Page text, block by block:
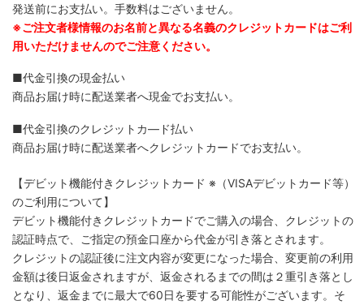
発送前にお支払い。手数料はございません。
※ご注文者様情報のお名前と異なる名義のクレジットカードはご利
用いただけませんのでご注意ください。
■代金引換の現金払い
商品お届け時に配送業者へ現金でお支払い。
■代金引換のクレジットカ―ド払い
商品お届け時に配送業者へクレジットカードでお支払い。
【デビット機能付きクレジットカード ※（VISAデビットカード等）
のご利用について】
デビット機能付きクレジットカードでご購入の場合、クレジットの
認証時点で、ご指定の預金口座から代金が引き落とされます。
クレジットの認証後に注文内容が変更になった場合、変更前の利用
金額は後日返金されますが、返金されるまでの間は２重引き落とし
となり、返金までに最大で60日を要する可能性がございます。そ